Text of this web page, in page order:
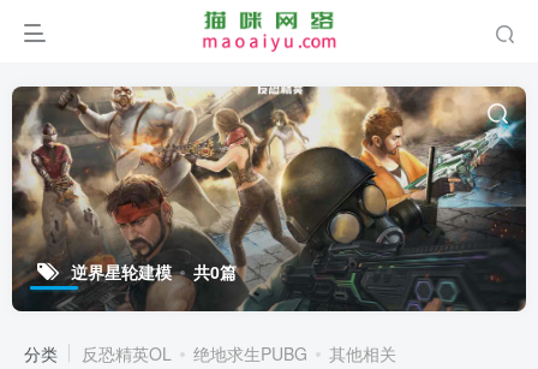
逆界星轮建模 共0篇
分类 反恐精英OL 绝地求生PUBG
其他相关